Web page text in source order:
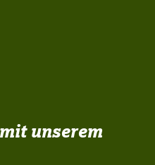
unserem